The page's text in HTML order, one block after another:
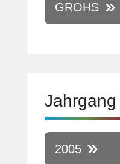
GROHS
Jahrgang
2005